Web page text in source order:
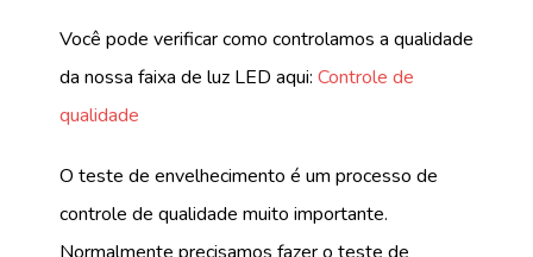
Você pode verificar como controlamos a qualidade
da nossa faixa de luz LED aqui: Controle de
qualidade
O teste de envelhecimento é um processo de
controle de qualidade muito importante.